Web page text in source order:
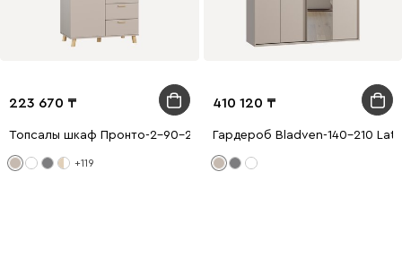
223 670
Топсалы шкаф Пронто-2-90-210 Велюр
+119
410 120
Гардероб Bladven-140-210